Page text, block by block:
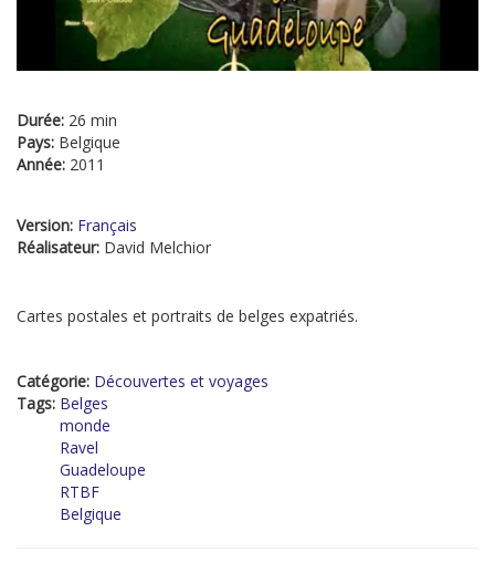
Durée: 26 min
Pays: Belgique
Année: 2011
Version: Français
Réalisateur: David Melchior
Cartes postales et portraits de belges expatriés.
Catégorie: Découvertes et voyages
Tags: Belges
monde
Ravel
Guadeloupe
RTBF
Belgique